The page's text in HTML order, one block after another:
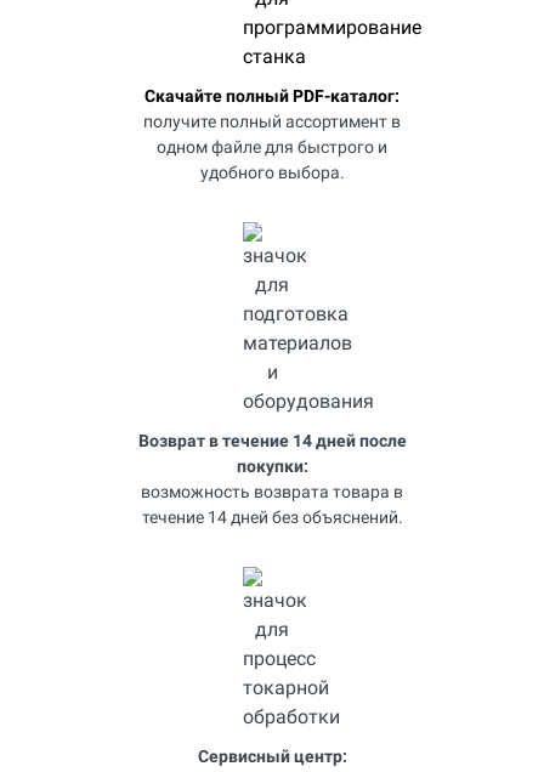
Скачайте полный PDF-каталог:
получите полный ассортимент в
одном файле для быстрого и
удобного выбора.
Возврат в течение 14 дней после
покупки:
возможность возврата товара в
течение 14 дней без объяснений.
Сервисный центр: